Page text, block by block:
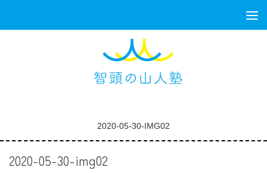
2020-05-30-IMG02
2020-05-30-img02